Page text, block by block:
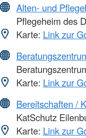
Alten- und
Pflegeheim des
Karte: Link zur
Karte: Link zur
Bereitschaften /
KatSchutz
Karte: Link zur